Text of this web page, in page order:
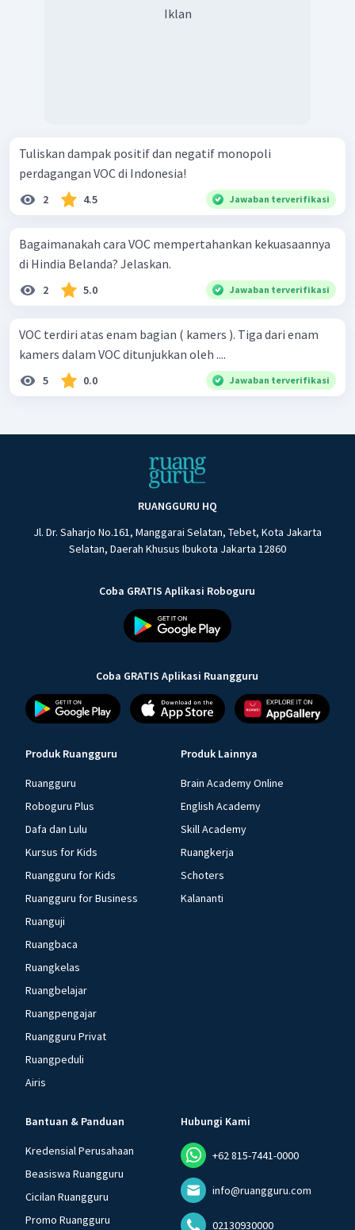
Iklan
Tuliskan dampak positif dan negatif monopoli
perdagangan VOC di Indonesia!
2 4.5 Jawaban terverifikasi
Bagaimanakah cara VOC mempertahankan kekuasaannya
di Hindia Belanda? Jelaskan.
2 5.0 Jawaban terverifikasi
VOC terdiri atas enam bagian ( kamers ). Tiga dari enam
kamers dalam VOC ditunjukkan oleh ....
5 0.0 Jawaban terverifikasi
RUANGGURU HQ
Jl. Dr. Saharjo No.161, Manggarai Selatan, Tebet, Kota Jakarta
Selatan, Daerah Khusus Ibukota Jakarta 12860
Coba GRATIS Aplikasi Roboguru
Coba GRATIS Aplikasi Ruangguru
Produk Ruangguru
Ruangguru
Roboguru Plus
Dafa dan Lulu
Kursus for Kids
Ruangguru for Kids
Ruangguru for Business
Ruanguji
Ruangbaca
Ruangkelas
Ruangbelajar
Ruangpengajar
Ruangguru Privat
Ruangpeduli
Airis
Produk Lainnya
Brain Academy Online
English Academy
Skill Academy
Ruangkerja
Schoters
Kalananti
Bantuan & Panduan
Kredensial Perusahaan
Beasiswa Ruangguru
Cicilan Ruangguru
Promo Ruangguru
Hubungi Kami
+62 815-7441-0000
info@ruangguru.com
02130930000